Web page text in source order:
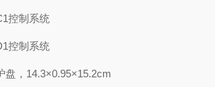
控制系统
控制系统
盘，14.3×0.95×15.2cm